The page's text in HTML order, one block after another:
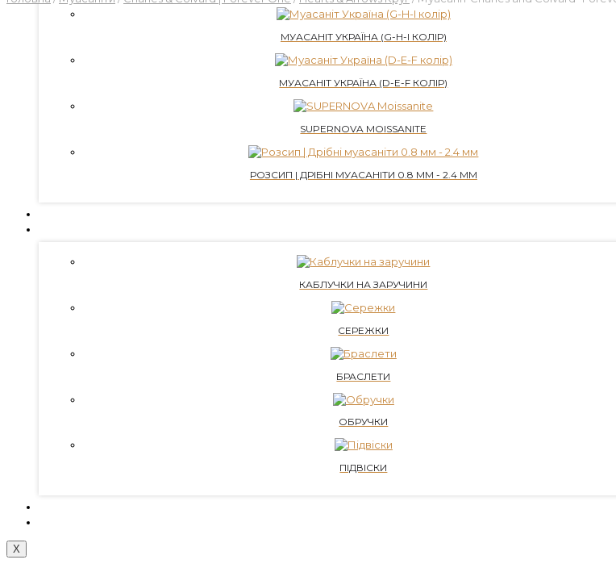
МУАСАНІТ УКРАЇНА (G-H-I КОЛІР)
МУАСАНІТ УКРАЇНА (D-E-F КОЛІР)
SUPERNOVA MOISSANITE
РОЗСИП | ДРІБНІ МУАСАНІТИ 0.8 ММ - 2.4 ММ
КАБЛУЧКИ НА ЗАРУЧИНИ
СЕРЕЖКИ
БРАСЛЕТИ
ОБРУЧКИ
ПІДВІСКИ
X